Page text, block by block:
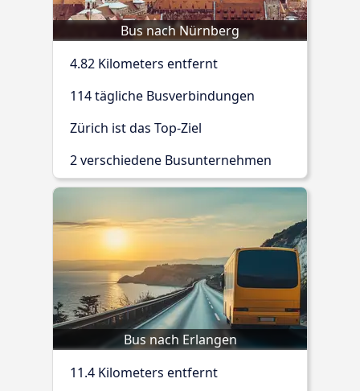
Bus nach Nürnberg
4.82 Kilometers entfernt
114 tägliche Busverbindungen
Zürich ist das Top-Ziel
2 verschiedene Busunternehmen
Bus nach Erlangen
11.4 Kilometers entfernt